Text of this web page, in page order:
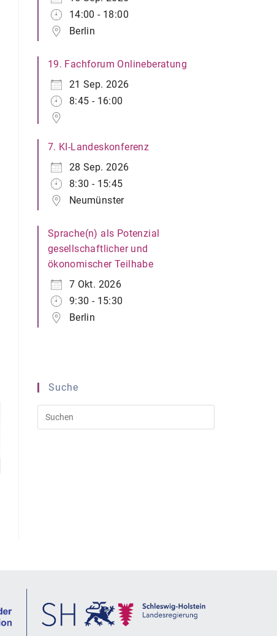
14:00 - 18:00
Berlin
19. Fachforum Onlineberatung
21 Sep. 2026
8:45 - 16:00
7. KI-Landeskonferenz
28 Sep. 2026
8:30 - 15:45
Neumünster
Sprache(n) als Potenzial
gesellschaftlicher und
ökonomischer Teilhabe
7 Okt. 2026
9:30 - 15:30
Berlin
Suche